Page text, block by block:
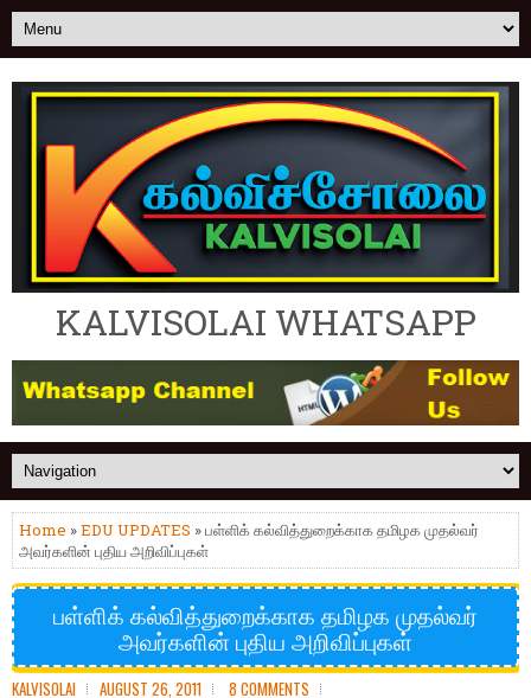
KALVISOLAI WHATSAPP
Home »EDU UPDATES » பள்ளிக் கல்வித்துறைக்காக தமிழக முதல்வர்
அவர்களின் புதிய அறிவிப்புகள்
பள்ளிக் கல்வித்துறைக்காக தமிழக முதல்வர்
அவர்களின் புதிய அறிவிப்புகள்
KALVISOLAI AUGUST 26, 2011 8 COMMENTS